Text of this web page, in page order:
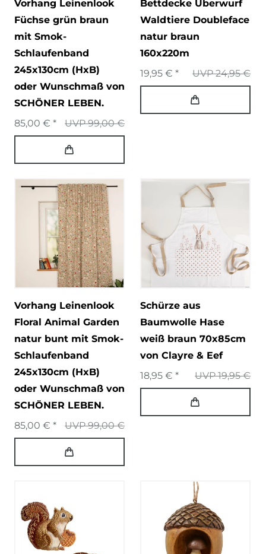
Vorhang Leinenlook
Füchse grün braun
mit Smok-
Schlaufenband
245x130cm (HxB)
oder Wunschmaß von
SCHÖNER LEBEN.
UVP 99,00 €
85,00 € *
Bettdecke Überwurf
Waldtiere Doubleface
natur braun
160x220m
UVP 24,95 €
19,95 € *
Vorhang Leinenlook
Floral Animal Garden
natur bunt mit Smok-
Schlaufenband
245x130cm (HxB)
oder Wunschmaß von
SCHÖNER LEBEN.
UVP 99,00 €
85,00 € *
Schürze aus
Baumwolle Hase
weiß braun 70x85cm
von Clayre & Eef
UVP 19,95 €
18,95 € *